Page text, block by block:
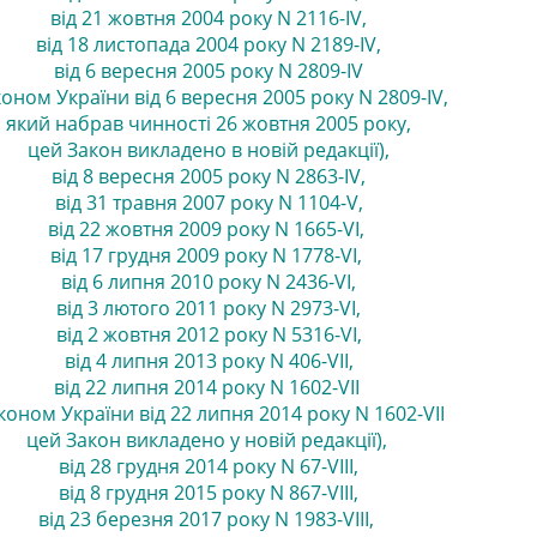
від 21 жовтня 2004 року N 2116-IV,
від 18 листопада 2004 року N 2189-IV,
від 6 вересня 2005 року N 2809-IV
України від 6 вересня 2005 року N 2809-IV,
який набрав чинності 26 жовтня 2005 року,
цей Закон викладено в новій редакції),
від 8 вересня 2005 року N 2863-IV,
від 31 травня 2007 року N 1104-V,
від 22 жовтня 2009 року N 1665-VI,
від 17 грудня 2009 року N 1778-VI,
від 6 липня 2010 року N 2436-VI,
від 3 лютого 2011 року N 2973-VI,
від 2 жовтня 2012 року N 5316-VI,
від 4 липня 2013 року N 406-VII,
від 22 липня 2014 року N 1602-VII
України від 22 липня 2014 року N 1602-VII
цей Закон викладено у новій редакції),
від 28 грудня 2014 року N 67-VIII,
від 8 грудня 2015 року N 867-VIII,
від 23 березня 2017 року N 1983-VIII,